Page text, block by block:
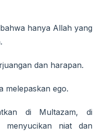
hanya Allah yang
dan harapan.
melepaskan ego.
di Multazam, di
niat dan